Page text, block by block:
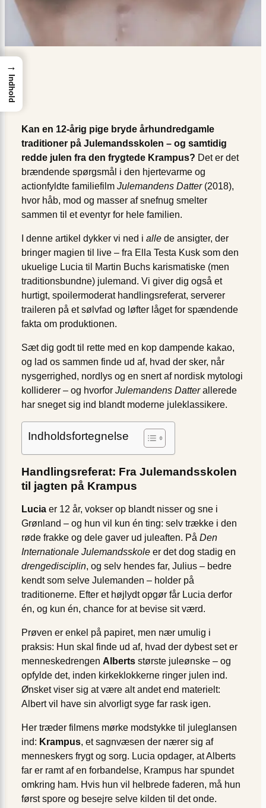
Kan en 12-årig pige bryde århundredgamle
traditioner på Julemandsskolen – og samtidig
redde julen fra den frygtede Krampus? Det er det
brændende spørgsmål i den hjertevarme og
actionfyldte familiefilm Julemandens Datter(2018),
hvor håb, mod og masser af snefnug smelter
sammen til et eventyr for hele familien.
I denne artikel dykker vi ned i alle de ansigter, der
bringer magien til live – fra Ella Testa Kusk som den
ukuelige Lucia til Martin Buchs karismatiske (men
traditionsbundne) julemand. Vi giver dig også et
hurtigt, spoilermoderat handlingsreferat, serverer
traileren på et sølvfad og løfter låget for spændende
fakta om produktionen.
Sæt dig godt til rette med en kop dampende kakao,
og lad os sammen finde ud af, hvad der sker, når
nysgerrighed, nordlys og en snert af nordisk mytologi
kolliderer – og hvorfor Julemandens Datterallerede
har sneget sig ind blandt moderne juleklassikere.
Indholdsfortegnelse
Handlingsreferat: Fra Julemandsskolen
til jagten på Krampus
Lucia er 12 år, vokser op blandt nisser og sne i
Grønland – og hun vil kun én ting: selv trække i den
røde frakke og dele gaver ud juleaften. På Den
Internationale Julemandsskole er det dog stadig en
drengedisciplin, og selv hendes far, Julius – bedre
kendt som selve Julemanden – holder på
traditionerne. Efter et højlydt opgør får Lucia derfor
én, og kun én, chance for at bevise sit værd.
Prøven er enkel på papiret, men nær umulig i
praksis: Hun skal finde ud af, hvad der dybest set er
menneskedrengen Alberts største juleønske – og
opfylde det, inden kirkeklokkerne ringer julen ind.
Ønsket viser sig at være alt andet end materielt:
Albert vil have sin alvorligt syge far rask igen.
Her træder filmens mørke modstykke til juleglansen
ind: Krampus, et sagnvæsen der nærer sig af
menneskers frygt og sorg. Lucia opdager, at Alberts
far er ramt af en forbandelse, Krampus har spundet
omkring ham. Hvis hun vil helbrede faderen, må hun
først spore og besejre selve kilden til det onde.
→
Indhold